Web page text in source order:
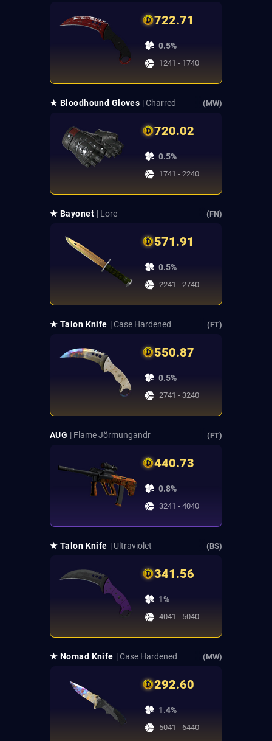
722.71
0.5%
1241 - 1740
★ Bloodhound Gloves | Charred (MW)
720.02
0.5%
1741 - 2240
★ Bayonet | Lore (FN)
571.91
0.5%
2241 - 2740
★ Talon Knife | Case Hardened (FT)
550.87
0.5%
2741 - 3240
AUG | Flame Jörmungandr (FT)
440.73
0.8%
3241 - 4040
★ Talon Knife | Ultraviolet (BS)
341.56
1%
4041 - 5040
★ Nomad Knife | Case Hardened (MW)
292.60
1.4%
5041 - 6440